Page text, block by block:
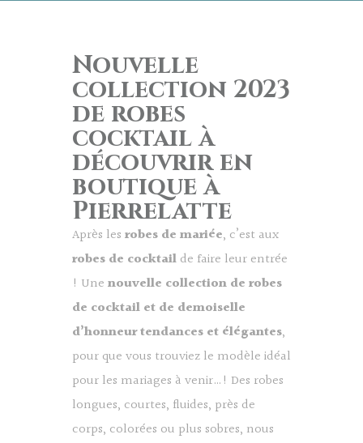
Nouvelle
collection 2023
de robes
cocktail à
découvrir en
boutique à
Pierrelatte
Après les robes de mariée, c’est aux
robes de cocktail de faire leur entrée
! Une nouvelle collection de robes
de cocktail et de demoiselle
d’honneur tendances et élégantes,
pour que vous trouviez le modèle idéal
pour les mariages à venir…! Des robes
longues, courtes, fluides, près de
corps, colorées ou plus sobres, nous